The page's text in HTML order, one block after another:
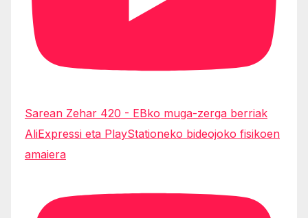
Sarean Zehar 420 - EBko muga-zerga berriak
AliExpressi eta PlayStationeko bideojoko fisikoen
amaiera